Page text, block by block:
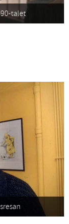
talet